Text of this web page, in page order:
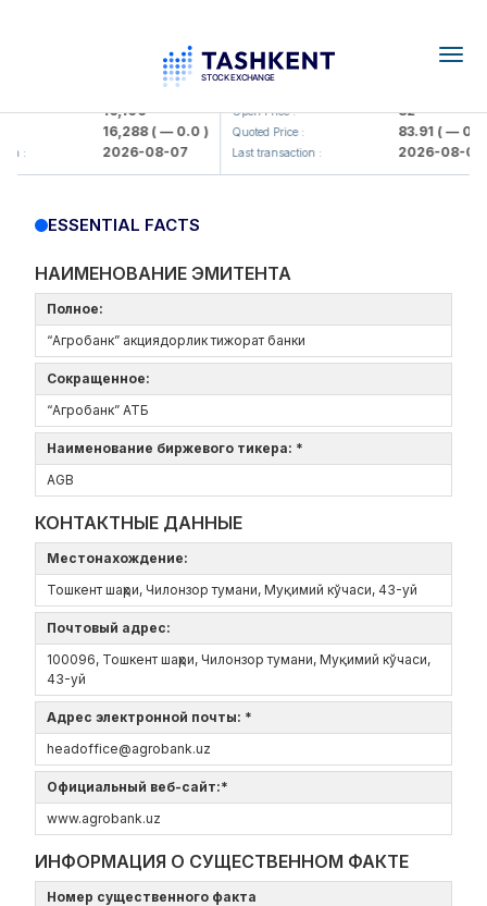
16,100
16,288( — 0.0 )
: 2026-08-07
KFSK (<Kafolat sug'urta
Open Price : 82
Quoted Price : 83.91( — 0.0 )
Last transaction : 2026-08-07
ESSENTIAL FACTS
НАИМЕНОВАНИЕ ЭМИТЕНТА
Полное:
“Агробанк” акциядорлик тижорат банки
Сокращенное:
“Агробанк” АТБ
Наименование биржевого тикера: *
AGB
КОНТАКТНЫЕ ДАННЫЕ
Местонахождение:
Тошкент шаҳри, Чилонзор тумани, Муқимий кўчаси, 43-уй
Почтовый адрес:
100096, Тошкент шаҳри, Чилонзор тумани, Муқимий кўчаси,
43-уй
Адрес электронной почты: *
headoffice@agrobank.uz
Официальный веб-сайт:*
www.agrobank.uz
ИНФОРМАЦИЯ О СУЩЕСТВЕННОМ ФАКТЕ
Номер существенного факта